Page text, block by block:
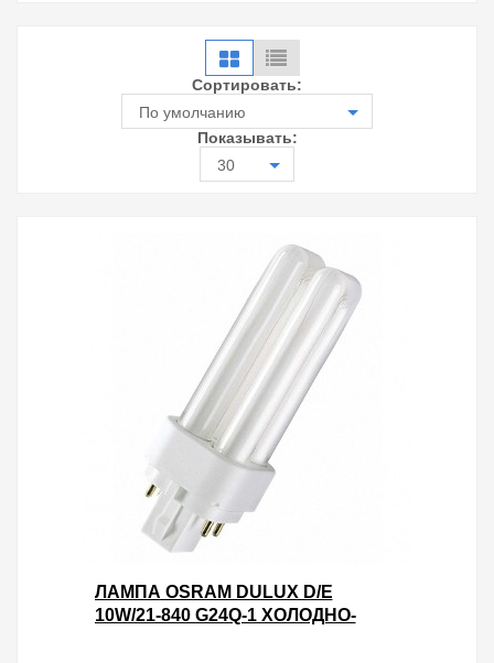
Сортировать:
По умолчанию
Показывать:
30
ЛАМПА OSRAM DULUX D/E
10W/21-840 G24Q-1 ХОЛОДНО-